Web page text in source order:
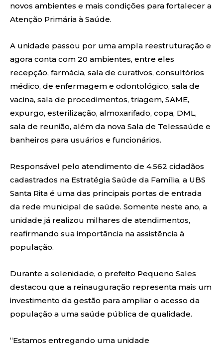
novos ambientes e mais condições para fortalecer a
Atenção Primária à Saúde.
A unidade passou por uma ampla reestruturação e
agora conta com 20 ambientes, entre eles
recepção, farmácia, sala de curativos, consultórios
médico, de enfermagem e odontológico, sala de
vacina, sala de procedimentos, triagem, SAME,
expurgo, esterilização, almoxarifado, copa, DML,
sala de reunião, além da nova Sala de Telessaúde e
banheiros para usuários e funcionários.
Responsável pelo atendimento de 4.562 cidadãos
cadastrados na Estratégia Saúde da Família, a UBS
Santa Rita é uma das principais portas de entrada
da rede municipal de saúde. Somente neste ano, a
unidade já realizou milhares de atendimentos,
reafirmando sua importância na assistência à
população.
Durante a solenidade, o prefeito Pequeno Sales
destacou que a reinauguração representa mais um
investimento da gestão para ampliar o acesso da
população a uma saúde pública de qualidade.
“Estamos entregando uma unidade